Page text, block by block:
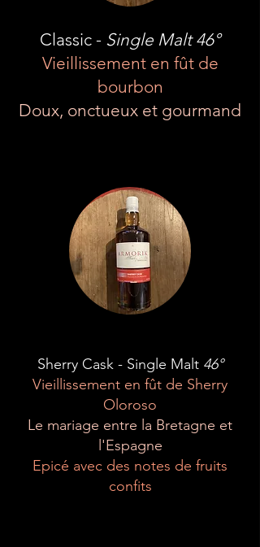
Classic - Single Malt 46°
Vieillissement en fût de
bourbon
Doux, onctueux et gourmand
Sherry Cask - Single Malt 46°
Vieillissement en fût de Sherry
Oloroso
Le mariage entre la Bretagne et
l'Espagne
Epicé avec des notes de fruits
confits